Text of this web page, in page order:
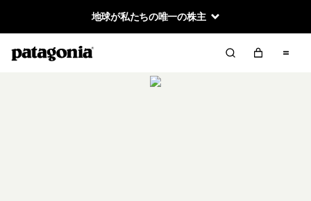
地球が私たちの唯一の株主